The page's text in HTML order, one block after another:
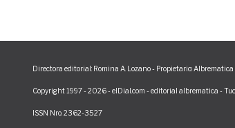
Directora editorial: Romina A. Lozano - Propietario: Albrematica
Copyright 1997 - 2026 - elDial.com - editorial albrematica -
ISSN Nro. 2362-3527